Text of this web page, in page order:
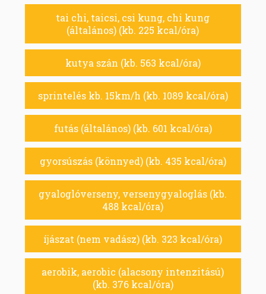
tai chi, taicsi, csi kung, chi kung
(általános) (kb. 225 kcal/óra)
kutya szán (kb. 563 kcal/óra)
sprintelés kb. 15km/h (kb. 1089 kcal/óra)
futás (általános) (kb. 601 kcal/óra)
gyorsúszás (könnyed) (kb. 435 kcal/óra)
gyaloglóverseny, versenygyaloglás (kb.
488 kcal/óra)
íjászat (nem vadász) (kb. 323 kcal/óra)
aerobik, aerobic (alacsony intenzitású)
(kb. 376 kcal/óra)